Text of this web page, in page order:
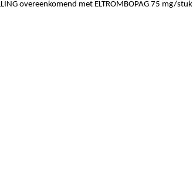
overeenkomend met ELTROMBOPAG 75 mg/stuk